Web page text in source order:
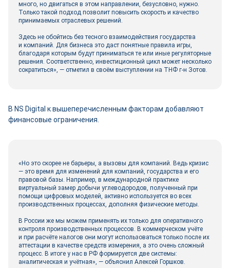
много, но двигаться в этом направлении, безусловно, нужно.
Только такой подход позволит повысить скорость и качество
принимаемых отраслевых решений.
Здесь не обойтись без тесного взаимодействия государства
и компаний. Для бизнеса это даст понятные правила игры,
благодаря которым будут приниматься те или иные регуляторные
решения. Соответственно, инвестиционный цикл может несколько
сократиться», ― отметил в своём выступлении на ТНФ г-н Зотов.
В NS Digital к вышеперечисленным факторам добавляют
финансовые ограничения.
«Но это скорее не барьеры, а вызовы для компаний. Ведь кризис
― это время для изменений для компаний, государства и его
правовой базы. Например, в международной практике
виртуальный замер добычи углеводородов, полученный при
помощи цифровых моделей, активно используется во всех
производственных процессах, дополняя физические методы.
В России же мы можем применять их только для оперативного
контроля производственных процессов. В коммерческом учёте
и при расчёте налогов они могут использоваться только после их
аттестации в качестве средств измерения, а это очень сложный
процесс. В итоге у нас в РФ формируется две системы:
аналитическая и учётная», ― объяснил Алексей Горшков.